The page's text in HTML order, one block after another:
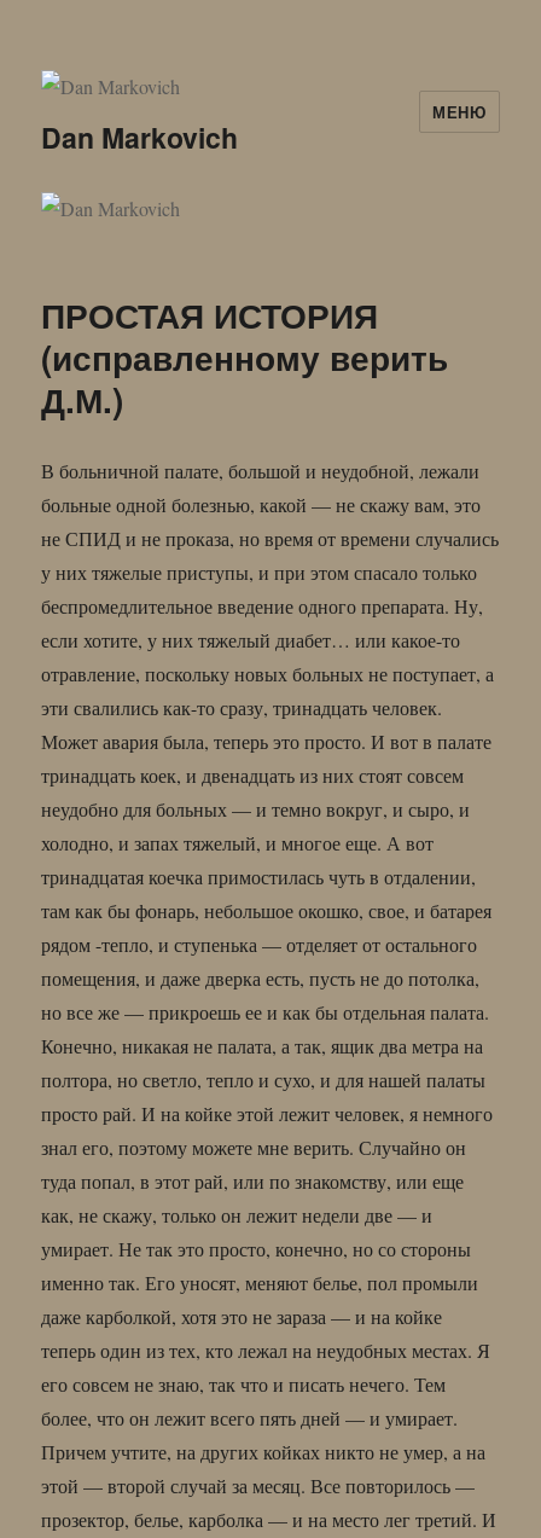
Dan Markovich
МЕНЮ
ПРОСТАЯ ИСТОРИЯ
(исправленному верить
Д.М.)
В больничной палате, большой и неудобной, лежали
больные одной болезнью, какой — не скажу вам, это
не СПИД и не проказа, но время от времени случались
у них тяжелые приступы, и при этом спасало только
беспромедлительное введение одного препарата. Ну,
если хотите, у них тяжелый диабет… или какое-то
отравление, поскольку новых больных не поступает, а
эти свалились как-то сразу, тринадцать человек.
Может авария была, теперь это просто. И вот в палате
тринадцать коек, и двенадцать из них стоят совсем
неудобно для больных — и темно вокруг, и сыро, и
холодно, и запах тяжелый, и многое еще. А вот
тринадцатая коечка примостилась чуть в отдалении,
там как бы фонарь, небольшое окошко, свое, и батарея
рядом -тепло, и ступенька — отделяет от остального
помещения, и даже дверка есть, пусть не до потолка,
но все же — прикроешь ее и как бы отдельная палата.
Конечно, никакая не палата, а так, ящик два метра на
полтора, но светло, тепло и сухо, и для нашей палаты
просто рай. И на койке этой лежит человек, я немного
знал его, поэтому можете мне верить. Случайно он
туда попал, в этот рай, или по знакомству, или еще
как, не скажу, только он лежит недели две — и
умирает. Не так это просто, конечно, но со стороны
именно так. Его уносят, меняют белье, пол промыли
даже карболкой, хотя это не зараза — и на койке
теперь один из тех, кто лежал на неудобных местах. Я
его совсем не знаю, так что и писать нечего. Тем
более, что он лежит всего пять дней — и умирает.
Причем учтите, на других койках никто не умер, а на
этой — второй случай за месяц. Все повторилось —
прозектор, белье, карболка — и на место лег третий. И